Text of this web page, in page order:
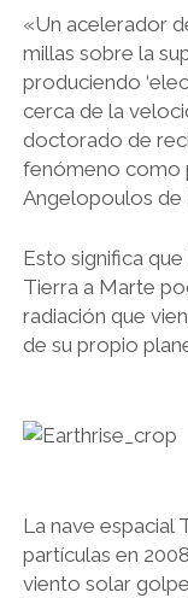
«Un acelerador
millas sobre la
produciendo
cerca de la
doctorado de
fenómeno como
Angelopoulos de
Esto significa
Tierra a Marte
radiación que
de su propio
La nave espacial
partículas en
viento solar